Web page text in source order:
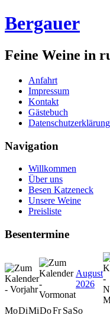
Bergauer
Feine Weine in
Anfahrt
Impressum
Kontakt
Gästebuch
Datenschutzerklärung
Navigation
Willkommen
Über uns
Besen Katzeneck
Unsere Weine
Preisliste
Besentermine
August
2026
MoDiMiDoFr SaSo